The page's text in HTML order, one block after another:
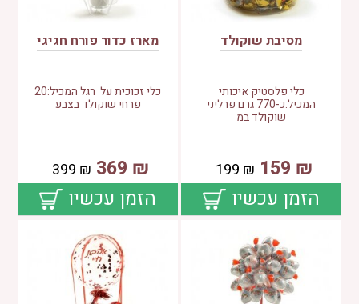
מסיבת שוקולד
כלי פלסטיק איכותי
המכיל:כ-770 גרם פרליני
שוקולד במ
₪
159
₪
199
הזמן עכשיו
מארז כדור פורח חגיגי
כלי זכוכית על רגל המכיל:20
פרחי שוקולד בצבע
₪
369
₪
399
הזמן עכשיו